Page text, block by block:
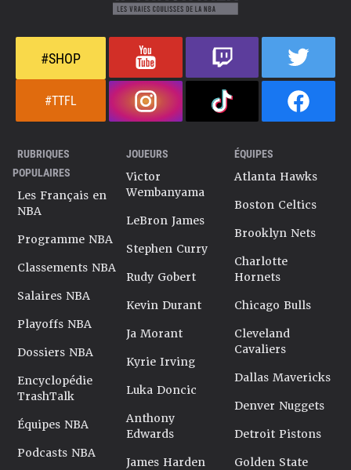
#SHOP
#TTFL
RUBRIQUES
POPULAIRES
Les Français en
NBA
Programme NBA
Classements NBA
Salaires NBA
Playoffs NBA
Dossiers NBA
Encyclopédie
TrashTalk
Équipes NBA
Podcasts NBA
JOUEURS
Victor
Wembanyama
LeBron James
Stephen Curry
Rudy Gobert
Kevin Durant
Ja Morant
Kyrie Irving
Luka Doncic
Anthony
Edwards
James Harden
ÉQUIPES
Atlanta Hawks
Boston Celtics
Brooklyn Nets
Charlotte
Hornets
Chicago Bulls
Cleveland
Cavaliers
Dallas Mavericks
Denver Nuggets
Detroit Pistons
Golden State